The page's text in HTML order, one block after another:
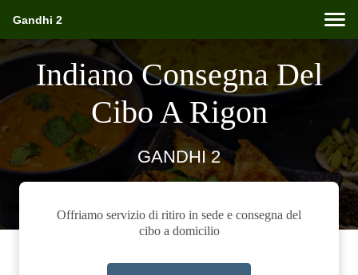
Gandhi 2
Indiano Consegna Del
Cibo A Rigon
GANDHI 2
Offriamo servizio di ritiro in sede e consegna del
cibo a domicilio